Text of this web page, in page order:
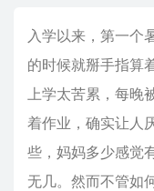
入学以来，第一个
的时候就掰手指算
上学太苦累，每晚
着作业，确实让人
些，妈妈多少感觉
无几。然而不管如